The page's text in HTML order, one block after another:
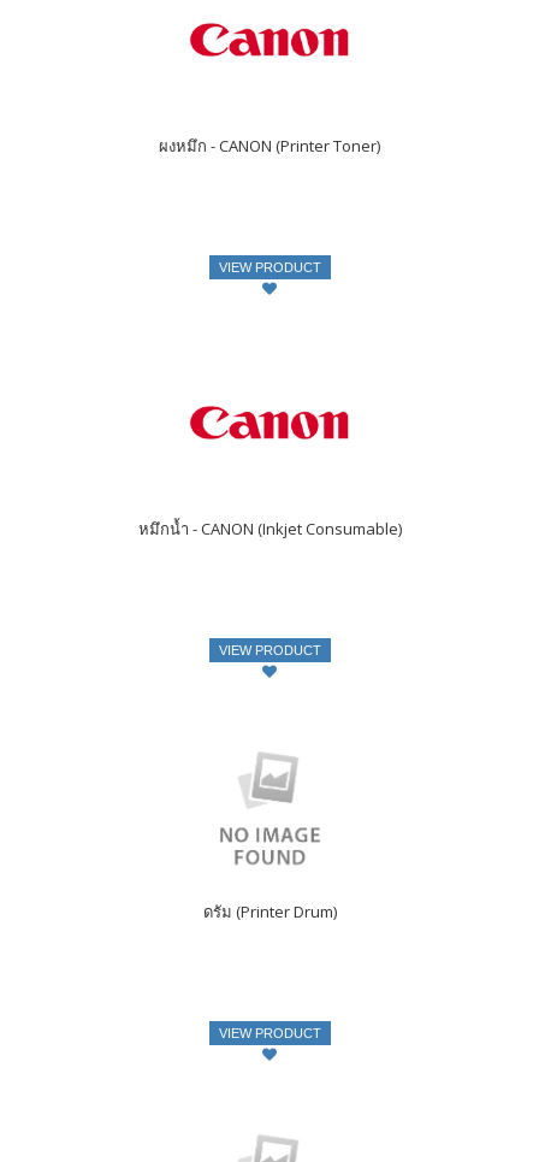
ผงหมึก - CANON (Printer Toner)
VIEW PRODUCT
หมึกน้ำ - CANON (Inkjet Consumable)
VIEW PRODUCT
ดรัม (Printer Drum)
VIEW PRODUCT